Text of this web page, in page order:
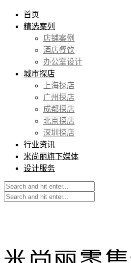
首页
精选案列
店铺案例
酒店餐饮
办公室设计
城市探店
上海探店
广州探店
成都探店
北京探店
深圳探店
行业资讯
米尚丽旗下媒体
设计服务